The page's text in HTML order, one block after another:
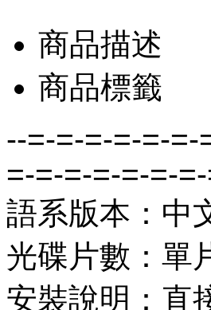
商品描述
商品標籤
--=-=-=-=-=-=-
=-=-=-=-=-=-
語系版本：中
光碟片數：單
安裝說明：直